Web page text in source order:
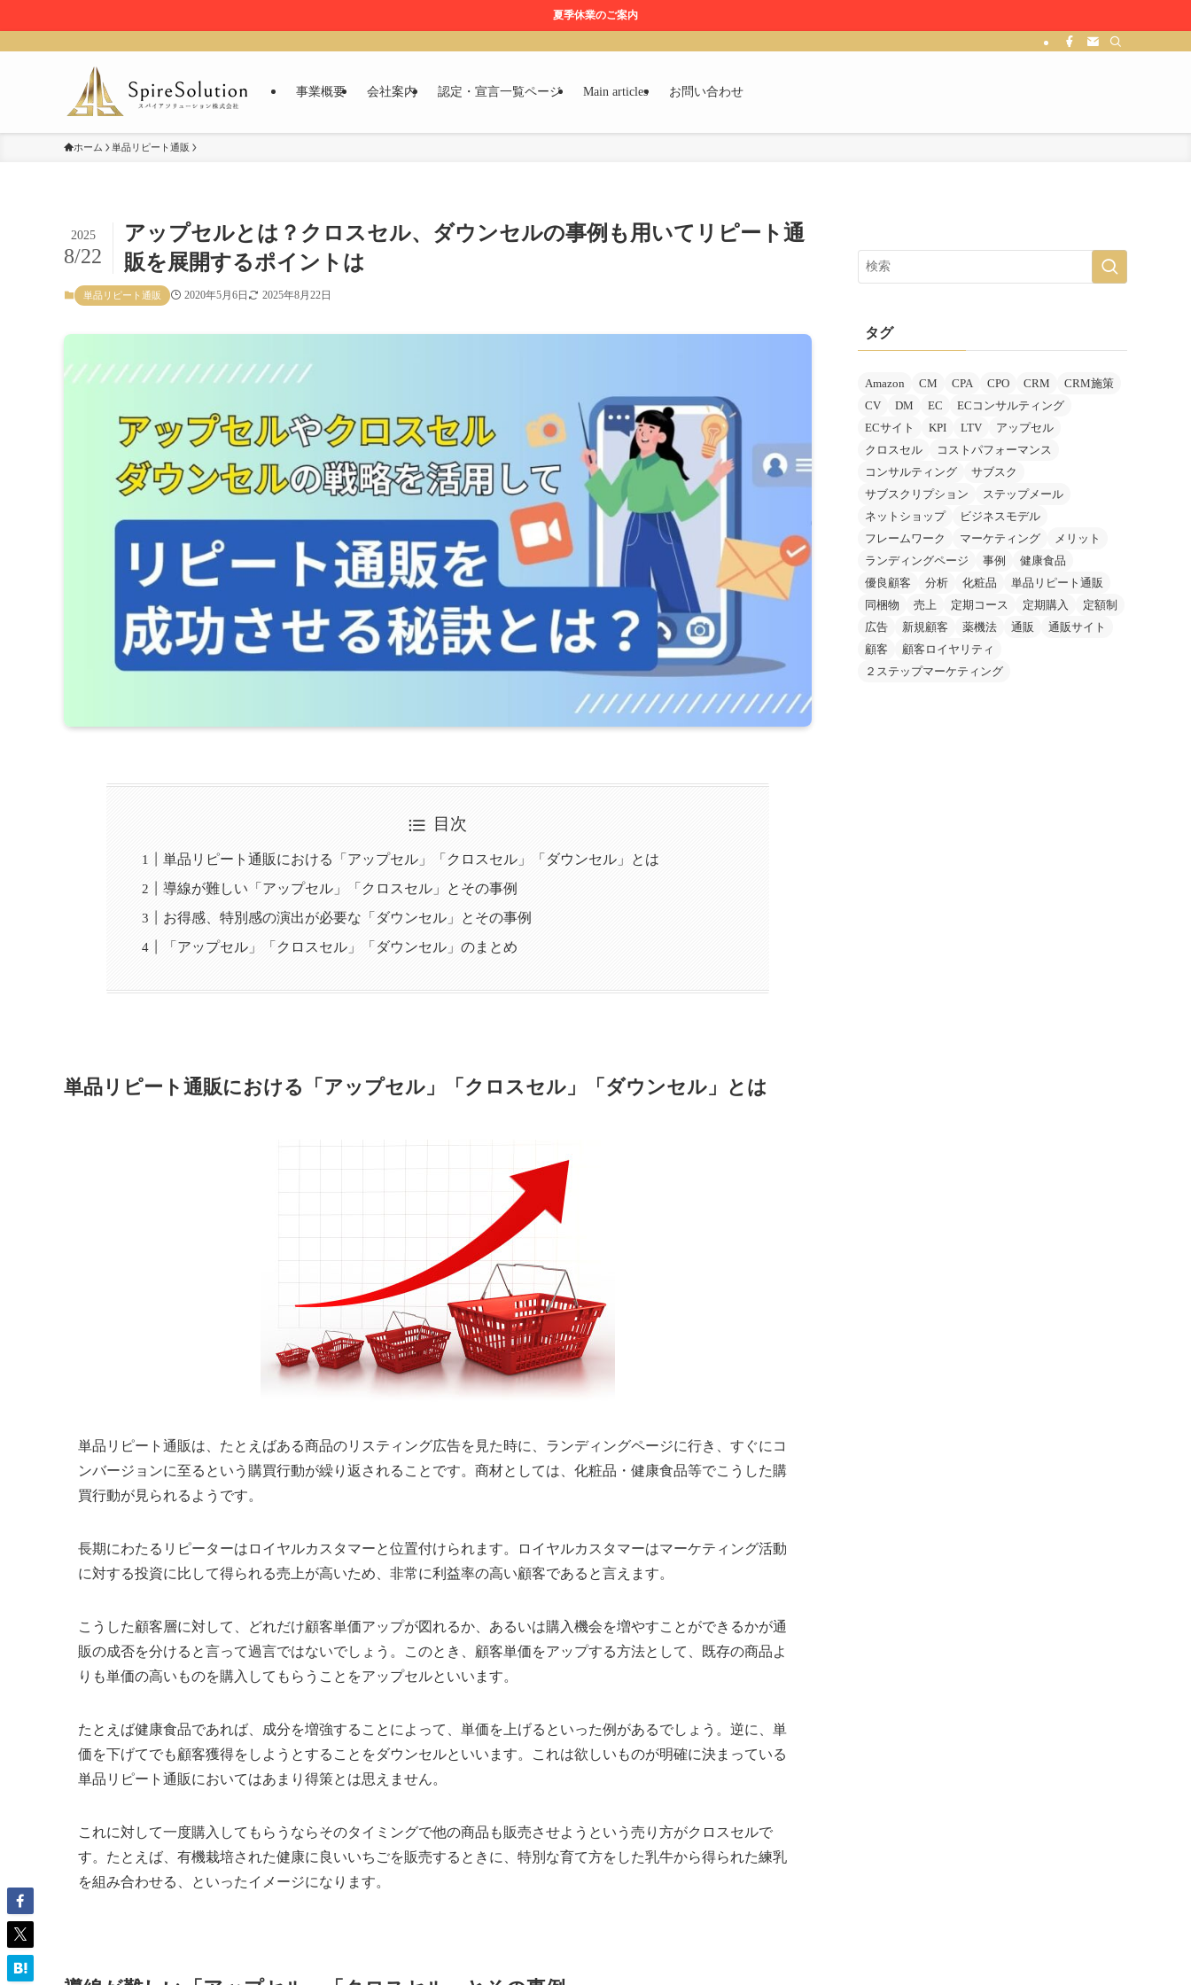
夏季休業のご案内
事業概要 会社案内 認定・宣言一覧ページ Main articles お問い合わせ
ホーム 単品リピート通販
アップセルとは？クロスセル、ダウンセルの事例も用いてリピート通
販を展開するポイントは
2025
8/22
単品リピート通販 2020年5月6日 2025年8月22日
目次
単品リピート通販における「アップセル」「クロスセル」「ダウンセル」とは
導線が難しい「アップセル」「クロスセル」とその事例
お得感、特別感の演出が必要な「ダウンセル」とその事例
「アップセル」「クロスセル」「ダウンセル」のまとめ
単品リピート通販における「アップセル」「クロスセル」「ダウンセル」とは
単品リピート通販は、たとえばある商品のリスティング広告を見た時に、ランディングページに行き、すぐにコ
ンバージョンに至るという購買行動が繰り返されることです。商材としては、化粧品・健康食品等でこうした購
買行動が見られるようです。
長期にわたるリピーターはロイヤルカスタマーと位置付けられます。ロイヤルカスタマーはマーケティング活動
に対する投資に比して得られる売上が高いため、非常に利益率の高い顧客であると言えます。
こうした顧客層に対して、どれだけ顧客単価アップが図れるか、あるいは購入機会を増やすことができるかが通
販の成否を分けると言って過言ではないでしょう。このとき、顧客単価をアップする方法として、既存の商品よ
りも単価の高いものを購入してもらうことをアップセルといいます。
たとえば健康食品であれば、成分を増強することによって、単価を上げるといった例があるでしょう。逆に、単
価を下げてでも顧客獲得をしようとすることをダウンセルといいます。これは欲しいものが明確に決まっている
単品リピート通販においてはあまり得策とは思えません。
これに対して一度購入してもらうならそのタイミングで他の商品も販売させようという売り方がクロスセルで
す。たとえば、有機栽培された健康に良いいちごを販売するときに、特別な育て方をした乳牛から得られた練乳
を組み合わせる、といったイメージになります。
タグ
Amazon CM CPA CPO CRM
CRM施策
CV
DM EC
ECコンサルティング
ECサイト
KPI LTV
アップセル
クロスセル
コストパフォーマンス
コンサルティング
サブスク
サブスクリプション
ステップメール
ネットショップ
ビジネスモデル
フレームワーク
マーケティング
メリット
ランディングページ
事例
健康食品
優良顧客
分析 化粧品
単品リピート通販
同梱物
売上 定期コース 定期購入
定額制
広告
新規顧客 薬機法 通販
通販サイト
顧客
顧客ロイヤリティ
２ステップマーケティング